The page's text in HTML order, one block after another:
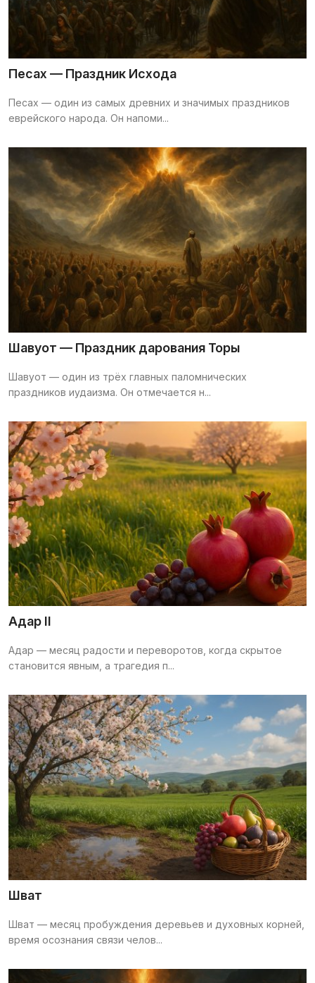
Песах — Праздник Исхода
Песах — один из самых древних и значимых праздников
еврейского народа. Он напоми...
Шавуот — Праздник дарования Торы
Шавуот — один из трёх главных паломнических
праздников иудаизма. Он отмечается н...
Адар II
Адар — месяц радости и переворотов, когда скрытое
становится явным, а трагедия п...
Шват
Шват — месяц пробуждения деревьев и духовных корней,
время осознания связи челов...